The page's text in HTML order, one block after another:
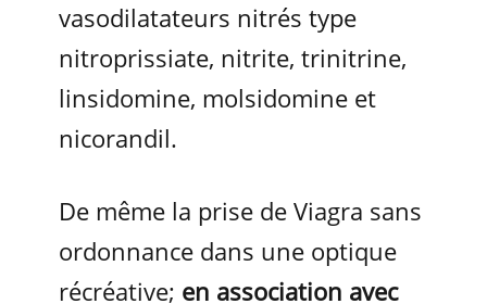
vasodilatateurs nitrés type
nitroprissiate, nitrite, trinitrine,
linsidomine, molsidomine et
nicorandil.
De même la prise de Viagra sans
ordonnance dans une optique
récréative; en association avec